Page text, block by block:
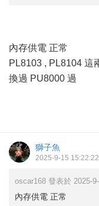
內存供電 正常
PL8103 , PL8104 這
換過 PU8000 過
獅子魚
2025-9-15 15:22:22
oscar168 發表於 2025-
內存供電 正常